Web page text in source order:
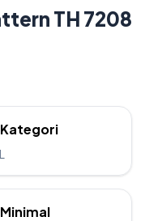
TH 7208
Kategori
Minimal